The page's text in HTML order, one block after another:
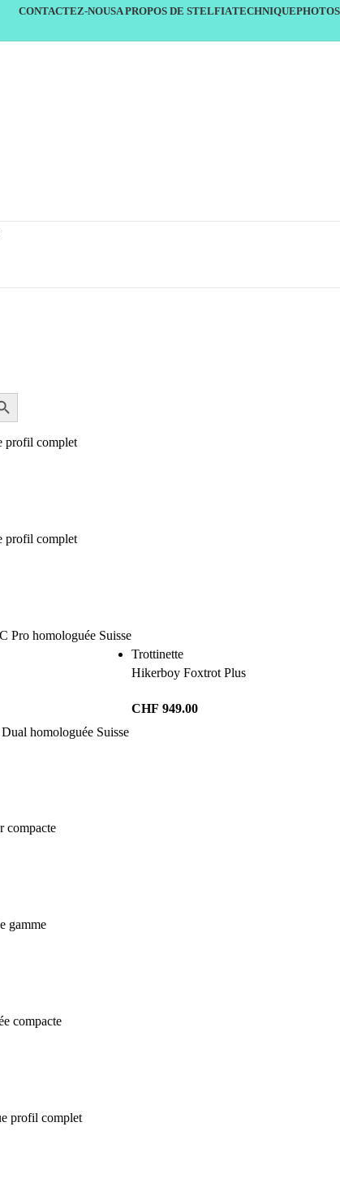
CONTACTEZ-NOUSA PROPOS DE STELFIATECHNIQUEPHOTOS
Trottinette
Hikerboy Foxtrot Plus
CHF 949.00